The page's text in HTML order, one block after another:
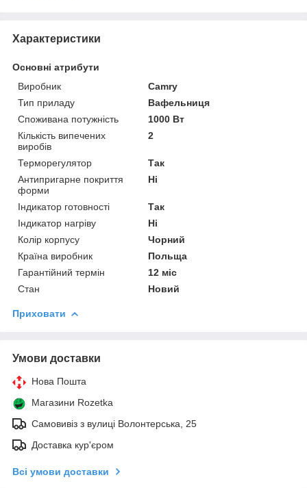
Характеристики
Основні атрибути
Виробник
Camry
Тип приладу
Вафельниця
Споживана потужність
1000 Вт
Кількість випечених
виробів
2
Терморегулятор
Так
Антипригарне покриття
форми
Ні
Індикатор готовності
Так
Індикатор нагріву
Ні
Колір корпусу
Чорний
Країна виробник
Польща
Гарантійний термін
12 міс
Стан
Новий
Приховати
Умови доставки
Нова Пошта
Магазини Rozetka
Самовивіз з вулиці Волонтерська, 25
Доставка кур'єром
Всі умови доставки